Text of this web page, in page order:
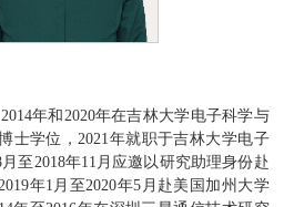
2014年和 2020年在吉林大学电子科学与
士学位， 2021 年就职于吉林大学电子
月至 2018年11 月应邀以研究助理身份赴
2019年1 月至2020年5 月赴美国加州大学